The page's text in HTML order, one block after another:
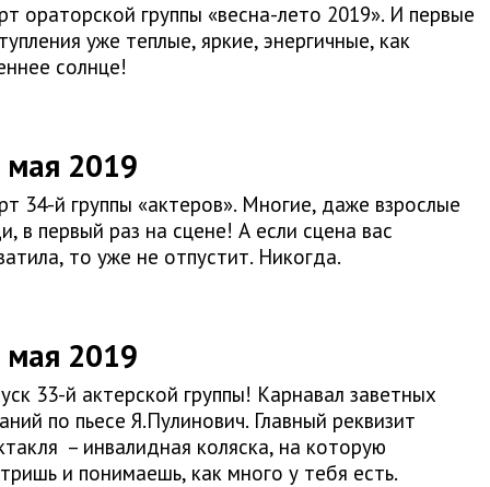
ораторской группы «весна-лето 2019». И первые
уже теплые, яркие, энергичные, как
солнце!
2019
34-й группы «актеров». Многие, даже взрослые
в первый раз на сцене! А если сцена вас
то уже не отпустит. Никогда.
2019
33-й актерской группы! Карнавал заветных
по пьесе Я.Пулинович. Главный реквизит
– инвалидная коляска, на которую
и понимаешь, как много у тебя есть.